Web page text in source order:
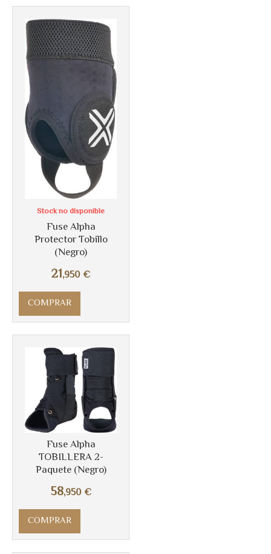
Fuse Alpha
Protector Tobillo
(Negro)
21,950 €
Stock no disponible
COMPRAR
Fuse Alpha
TOBILLERA 2-
Paquete (Negro)
58,950 €
COMPRAR
Más info
Más info